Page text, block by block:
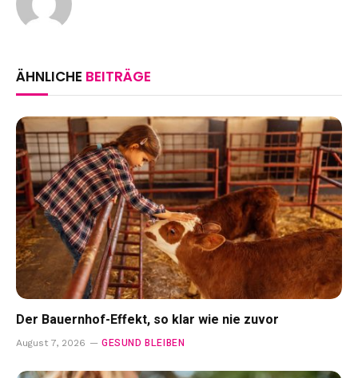
ÄHNLICHE BEITRÄGE
Der Bauernhof-Effekt, so klar wie nie zuvor
August 7, 2026 GESUND BLEIBEN